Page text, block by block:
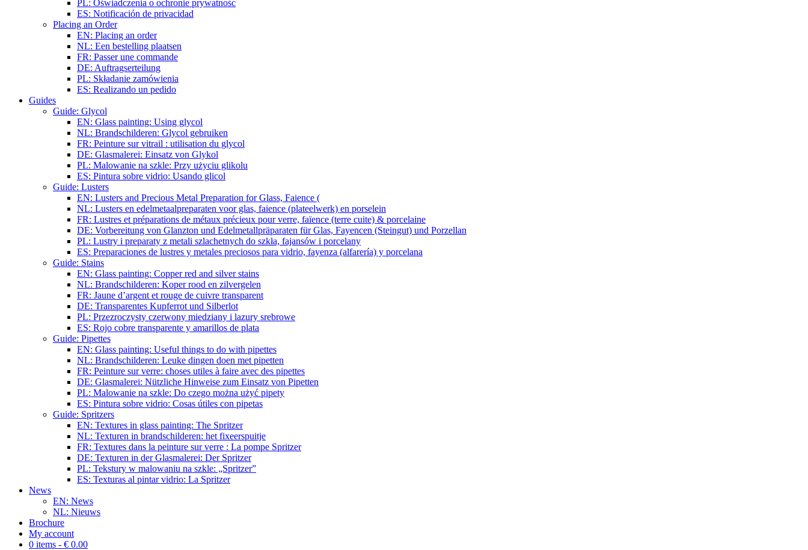
PL: Oświadczenia o ochronie prywatnośc
ES: Notificación de privacidad
Placing an Order
EN: Placing an order
NL: Een bestelling plaatsen
FR: Passer une commande
DE: Auftragserteilung
PL: Składanie zamówienia
ES: Realizando un pedido
Guides
Guide: Glycol
EN: Glass painting: Using glycol
NL: Brandschilderen: Glycol gebruiken
FR: Peinture sur vitrail : utilisation du glycol
DE: Glasmalerei: Einsatz von Glykol
PL: Malowanie na szkle: Przy użyciu glikolu
ES: Pintura sobre vidrio: Usando glicol
Guide: Lusters
EN: Lusters and Precious Metal Preparation for Glass, Faience (
NL: Lusters en edelmetaalpreparaten voor glas, faience (plateelwerk) en porselein
FR: Lustres et préparations de métaux précieux pour verre, faïence (terre cuite) & porcelaine
DE: Vorbereitung von Glanzton und Edelmetallpräparaten für Glas, Fayencen (Steingut) und Porzellan
PL: Lustry i preparaty z metali szlachetnych do szkła, fajansów i porcelany
ES: Preparaciones de lustres y metales preciosos para vidrio, fayenza (alfarería) y porcelana
Guide: Stains
EN: Glass painting: Copper red and silver stains
NL: Brandschilderen: Koper rood en zilvergelen
FR: Jaune d’argent et rouge de cuivre transparent
DE: Transparentes Kupferrot und Silberlot
PL: Przezroczysty czerwony miedziany i lazury srebrowe
ES: Rojo cobre transparente y amarillos de plata
Guide: Pipettes
EN: Glass painting: Useful things to do with pipettes
NL: Brandschilderen: Leuke dingen doen met pipetten
FR: Peinture sur verre: choses utiles à faire avec des pipettes
DE: Glasmalerei: Nützliche Hinweise zum Einsatz von Pipetten
PL: Malowanie na szkle: Do czego można użyć pipety
ES: Pintura sobre vidrio: Cosas útiles con pipetas
Guide: Spritzers
EN: Textures in glass painting: The Spritzer
NL: Texturen in brandschilderen: het fixeerspuitje
FR: Textures dans la peinture sur verre : La pompe Spritzer
DE: Texturen in der Glasmalerei: Der Spritzer
PL: Tekstury w malowaniu na szkle: „Spritzer”
ES: Texturas al pintar vidrio: La Spritzer
News
EN: News
NL: Nieuws
Brochure
My account
0 items - € 0.00